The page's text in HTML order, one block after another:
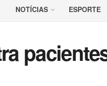
NOTÍCIAS ESPORTE